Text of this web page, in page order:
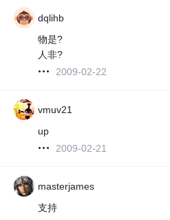
dqlihb
物是?
人非?
2009-02-22
vmuv21
up
2009-02-21
masterjames
支持